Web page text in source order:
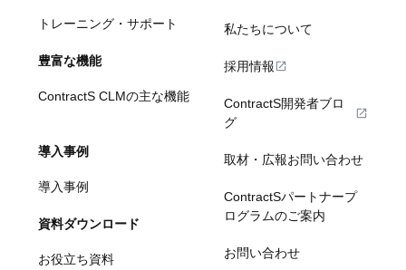
トレーニング・サポート
豊富な機能
ContractS CLMの主な機能
導入事例
導入事例
資料ダウンロード
お役立ち資料
私たちについて
採用情報
ContractS開発者ブロ
グ
取材・広報お問い合わせ
ContractSパートナープ
ログラムのご案内
お問い合わせ